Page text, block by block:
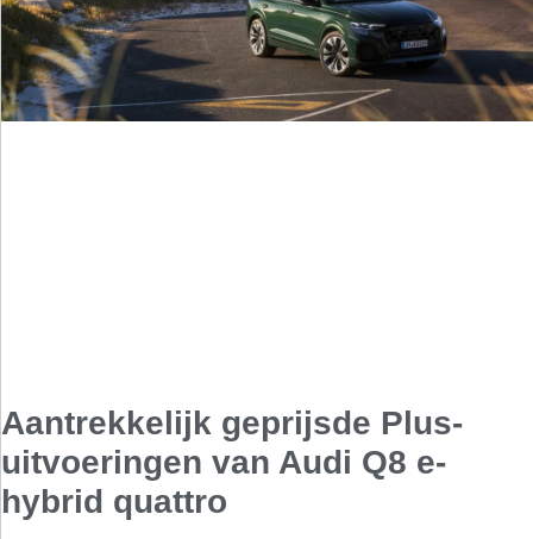
Aantrekkelijk geprijsde Plus-
uitvoeringen van Audi Q8 e-
hybrid quattro